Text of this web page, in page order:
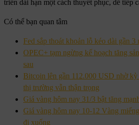
triển dài hạn một cách thuyết phục, dễ tiếp
Có thể bạn quan tâm
Fed sắp thoát khoản lỗ kéo dài gần 3
OPEC+ tạm ngừng kế hoạch tăng
sau
Bitcoin lên gần 112.000 USD nhờ
thị trường vẫn thận trọng
Giá vàng hôm nay 31/3 bật tăng
Giá vàng hôm nay 10-12 Vàng
đi xuống